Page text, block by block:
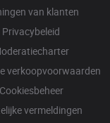
van klanten
Privacybeleid
verkoopvoorwaarden
Cookiesbeheer
vermeldingen